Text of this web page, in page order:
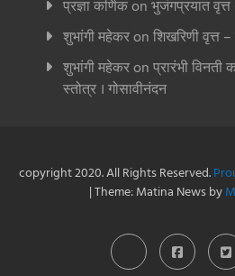
प्रज्ञा कर्णिकon भुजंगप्रयात
शुभांगी महेकरon शिखरिणी वृत्त
शुभांगी महेकरon प्रारंभी
स्तोत्र । गोसावीनंदन
copyright 2020. All Rights Reserved.
|Theme: Matina News by